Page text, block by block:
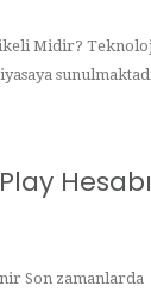
Midir?
Hesabı
Son zamanlarda